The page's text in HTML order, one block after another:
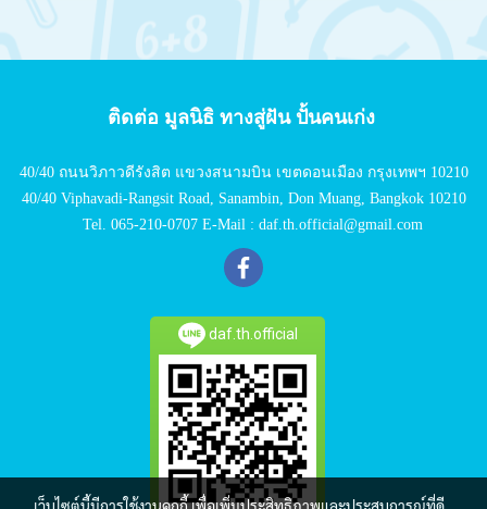
ติดต่อ มูลนิธิ ทางสู่ฝัน ปั้นคนเก่ง
40/40 ถนนวิภาวดีรังสิต แขวงสนามบิน เขตดอนเมือง กรุงเทพฯ 10210
40/40 Viphavadi-Rangsit Road, Sanambin, Don Muang, Bangkok 10210
Tel. 065-210-0707 E-Mail : daf.th.official@gmail.com
daf.th.official